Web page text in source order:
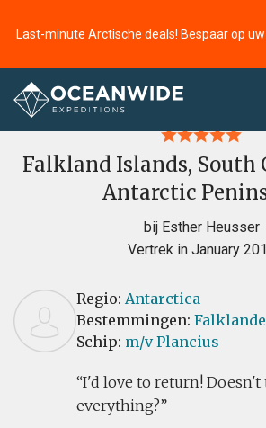
Last-minute Arctische deals! Bespaar op
Home
Falkland Islands, South
Antarctic
bij Esther Heusser
Vertrek in January
Regio: Antarctica
Bestemmingen:
Schip: m/v Plancius
I'd love to return! Doesn't
everything?